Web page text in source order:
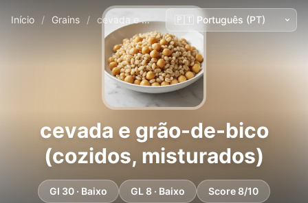
Início / Grains / cevada e grão-de-bico (cozidos, misturados)
cevada e grão-de-bico
(cozidos, misturados)
GI 30 · Baixo GL 8 · Baixo Score 8/10